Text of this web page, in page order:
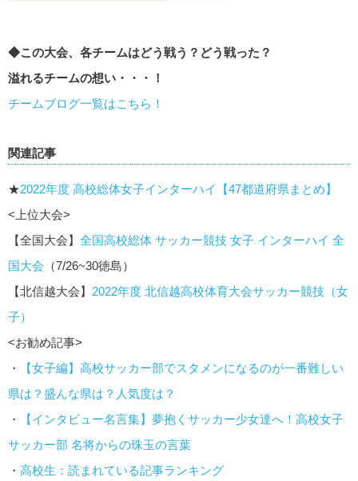
◆この大会、各チームはどう戦う？どう戦った？
溢れるチームの想い・・・！
チームブログ一覧はこちら！
関連記事
★2022年度 高校総体女子インターハイ【47都道府県まとめ】
<上位大会>
【全国大会】 全国高校総体 サッカー競技 女子 インターハイ 全
国大会 （7/26~30徳島）
【北信越大会】 2022年度 北信越高校体育大会サッカー競技（女
子）
<お勧め記事>
・
【女子編】高校サッカー部でスタメンになるのが一番難しい
県は？盛んな県は？人気度は？
・
【インタビュー名言集】夢抱くサッカー少女達へ！高校女子
サッカー部 名将からの珠玉の言葉
・ 高校生：読まれている記事ランキング